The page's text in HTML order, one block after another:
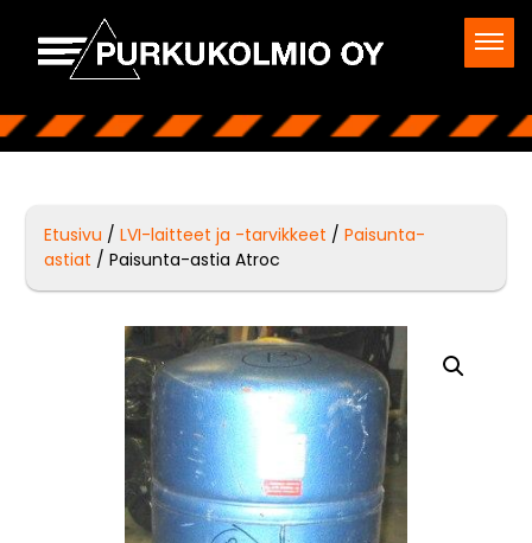
Etusivu /LVI-laitteet ja -tarvikkeet /Paisunta-
astiat / Paisunta-astia Atroc